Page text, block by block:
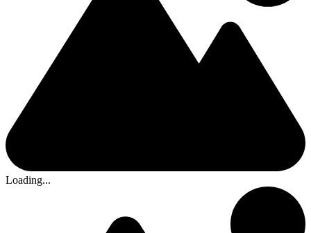
Loading...